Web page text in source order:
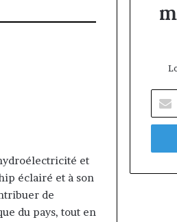
et
éclairé et à son
de
du pays, tout en
votre